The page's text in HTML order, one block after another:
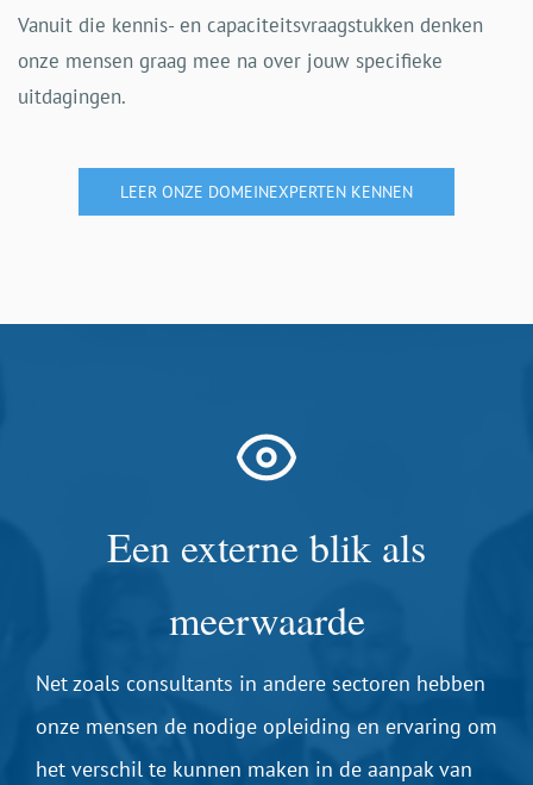
Vanuit die kennis- en capaciteitsvraagstukken denken
onze mensen graag mee na over jouw specifieke
uitdagingen.
LEER ONZE DOMEINEXPERTEN KENNEN
Een externe blik als
meerwaarde
Net zoals consultants in andere sectoren hebben
onze mensen de nodige opleiding en ervaring om
het verschil te kunnen maken in de aanpak van